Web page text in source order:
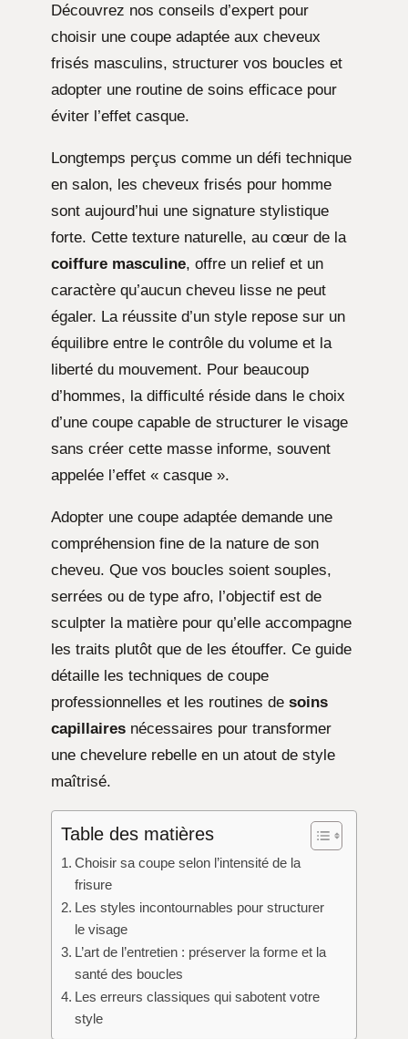
Découvrez nos conseils d’expert pour
choisir une coupe adaptée aux cheveux
frisés masculins, structurer vos boucles et
adopter une routine de soins efficace pour
éviter l’effet casque.
Longtemps perçus comme un défi technique
en salon, les cheveux frisés pour homme
sont aujourd’hui une signature stylistique
forte. Cette texture naturelle, au cœur de la
coiffure masculine, offre un relief et un
caractère qu’aucun cheveu lisse ne peut
égaler. La réussite d’un style repose sur un
équilibre entre le contrôle du volume et la
liberté du mouvement. Pour beaucoup
d’hommes, la difficulté réside dans le choix
d’une coupe capable de structurer le visage
sans créer cette masse informe, souvent
appelée l’effet « casque ».
Adopter une coupe adaptée demande une
compréhension fine de la nature de son
cheveu. Que vos boucles soient souples,
serrées ou de type afro, l’objectif est de
sculpter la matière pour qu’elle accompagne
les traits plutôt que de les étouffer. Ce guide
détaille les techniques de coupe
professionnelles et les routines de soins
capillaires nécessaires pour transformer
une chevelure rebelle en un atout de style
maîtrisé.
Table des matières
Choisir sa coupe selon l’intensité de la
frisure
Les styles incontournables pour structurer
le visage
L’art de l’entretien : préserver la forme et la
santé des boucles
Les erreurs classiques qui sabotent votre
style